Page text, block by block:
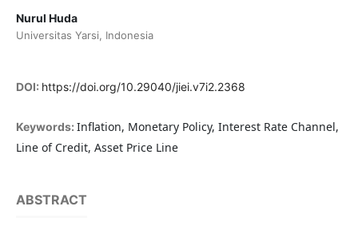
Nurul Huda
Universitas Yarsi, Indonesia
DOI: https://doi.org/10.29040/jiei.v7i2.2368
Keywords: Inflation, Monetary Policy, Interest Rate Channel,
Line of Credit, Asset Price Line
ABSTRACT